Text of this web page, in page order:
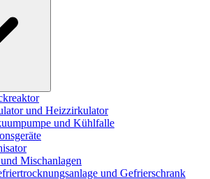
und Heizzirkulator
und Kühlfalle
Mischanlagen
und Gefrierschrank